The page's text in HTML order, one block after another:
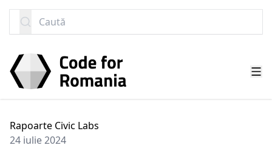
Caută
Rapoarte Civic Labs
24 iulie 2024